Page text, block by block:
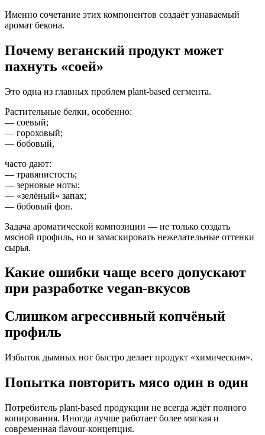
Именно сочетание этих компонентов создаёт узнаваемый
аромат бекона.
Почему веганский продукт может
пахнуть «соей»
Это одна из главных проблем plant-based сегмента.
Растительные белки, особенно:
— соевый;
— гороховый;
— бобовый,
часто дают:
— травянистость;
— зерновые ноты;
— «зелёный» запах;
— бобовый фон.
Задача ароматической композиции — не только создать
мясной профиль, но и замаскировать нежелательные оттенки
сырья.
Какие ошибки чаще всего допускают
при разработке vegan-вкусов
Слишком агрессивный копчёный
профиль
Избыток дымных нот быстро делает продукт «химическим».
Попытка повторить мясо один в один
Потребитель plant-based продукции не всегда ждёт полного
копирования. Иногда лучше работает более мягкая и
современная flavour-концепция.